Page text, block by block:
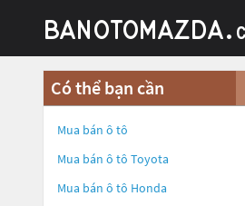
Có thể bạn cần
Mua bán ô tô
Mua bán ô tô Toyota
Mua bán ô tô Honda